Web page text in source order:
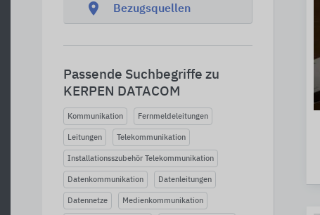
location_on Bezugsquellen
Passende Suchbegriffe zu
KERPEN DATACOM
Kommunikation Fernmeldeleitungen
Leitungen Telekommunikation
Installationsszubehör Telekommunikation
Datenkommunikation Datenleitungen
Datennetze Medienkommunikation